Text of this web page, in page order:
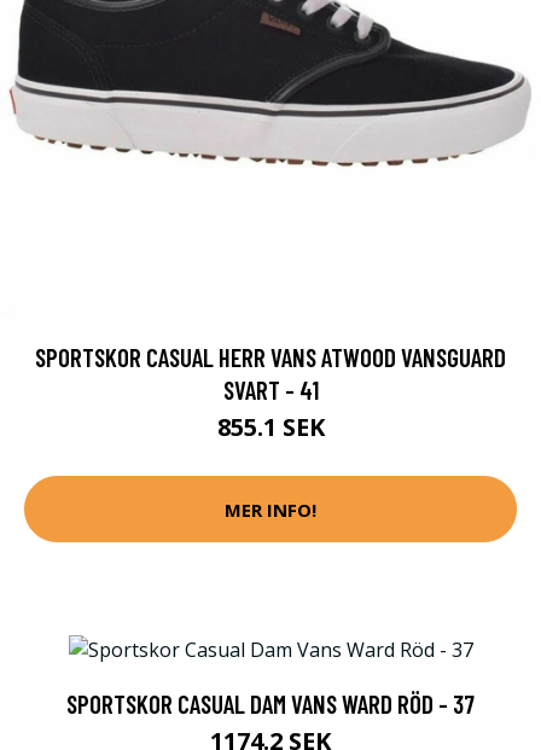
SPORTSKOR CASUAL HERR VANS ATWOOD VANSGUARD
SVART - 41
855.1 SEK
MER INFO!
SPORTSKOR CASUAL DAM VANS WARD RÖD - 37
1174.2 SEK